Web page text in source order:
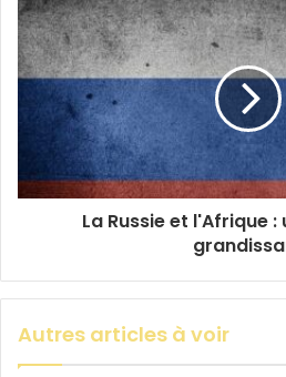
La Russie et l'Afrique
Autres articles à voir